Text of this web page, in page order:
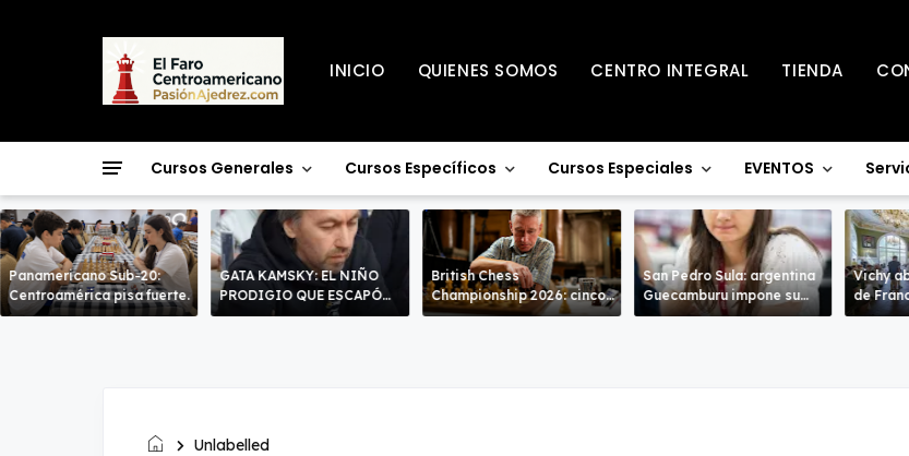
INICIO QUIENES SOMOS CENTRO INTEGRAL TIENDA
Cursos Generales Cursos Específicos Cursos Especiales EVENTOS
Panamericano Sub-20:
Centroamérica pisa fuerte.
GATA KAMSKY: EL NIÑO
PRODIGIO QUE ESCAPÓ
DOS VECES!
British Chess
Championship 2026: cinco
líderes entran en la recta
San Pedro Sula: argentina
Guecamburu impone su
poderío.
Vichy
de Francia: en un
de alto
Unlabelled